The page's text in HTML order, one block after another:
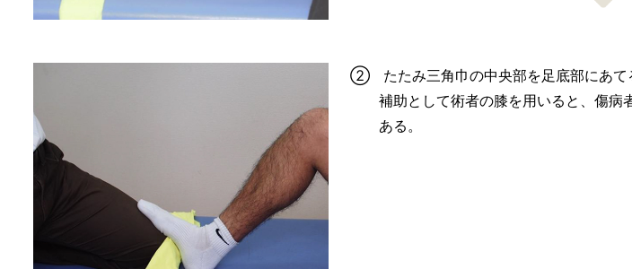
② たたみ三角巾の中央部を足底部にあて
補助として術者の膝を用いると、傷病
ある。